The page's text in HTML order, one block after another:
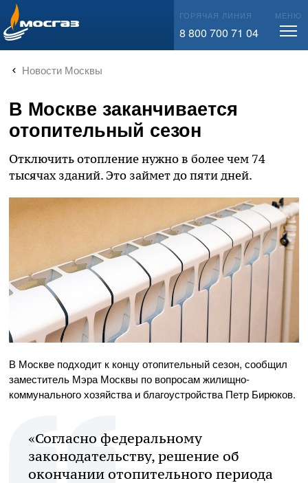
info@mos-gaz.ru ГОРЯЧАЯ ЛИНИЯ
8 800 700 71 04
МЕНЮ
Новости Москвы
В Москве заканчивается
отопительный сезон
Отключить отопление нужно в более чем 74
тысячах зданий. Это займет до пяти дней.
В Москве подходит к концу отопительный сезон, сообщил
заместитель Мэра Москвы по вопросам жилищно-
коммунального хозяйства и благоустройства Петр Бирюков.
«Согласно федеральному
законодательству, решение об
окончании отопительного периода